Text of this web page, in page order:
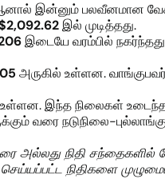
ஆனால் இன்னும் பலவீனமான
இல் முடித்தது.
இடையே வரம்பில்
அருகில் உள்ளன.
உள்ளன. இந்த நிலைகள்
வரை நடுநிலை-
அல்லது நிதி
நிதிகளை